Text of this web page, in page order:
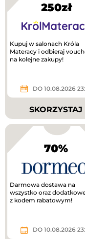
250zł
Kupuj w salonach Króla
Materacy i odbieraj
na kolejne zakupy!
DO 10.08.2026
SKORZYSTAJ
70%
Darmowa dostawa na
wszystko oraz
z kodem rabatowym!
DO 10.08.2026